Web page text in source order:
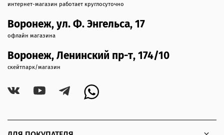
интернет-магазин работает круглосуточно
Воронеж, ул. Ф. Энгельса, 17
офлайн магазина
Воронеж, Ленинский пр-т, 174/10
скейтпарк/магазин